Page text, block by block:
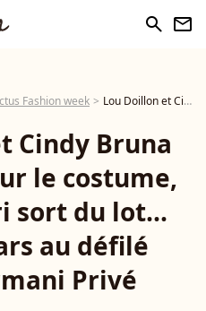
search newsletter
Fashion week Lou Doillon et Cindy Bruna misent tout sur le costume, Lyna Khoudri sort du lot... Pluie de stars au défilé Giorgio Armani Privé
Cindy Bruna
le costume,
sort du lot...
au défilé
Privé